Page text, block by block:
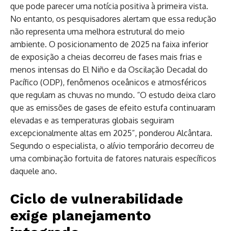
que pode parecer uma notícia positiva à primeira vista.
No entanto, os pesquisadores alertam que essa redução
não representa uma melhora estrutural do meio
ambiente. O posicionamento de 2025 na faixa inferior
de exposição a cheias decorreu de fases mais frias e
menos intensas do El Niño e da Oscilação Decadal do
Pacífico (ODP), fenômenos oceânicos e atmosféricos
que regulam as chuvas no mundo. “O estudo deixa claro
que as emissões de gases de efeito estufa continuaram
elevadas e as temperaturas globais seguiram
excepcionalmente altas em 2025”, ponderou Alcântara.
Segundo o especialista, o alívio temporário decorreu de
uma combinação fortuita de fatores naturais específicos
daquele ano.
Ciclo de vulnerabilidade
exige planejamento